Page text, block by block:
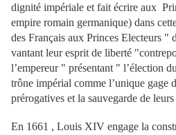
dignité impériale et fait écrire aux
empire romain germanique) dans
des Français aux Princes Electeurs "
vantant leur esprit de liberté
l’empereur " présentant " l’élection
trône impérial comme l’unique gage
prérogatives et la sauvegarde de
En 1661 , Louis XIV engage la